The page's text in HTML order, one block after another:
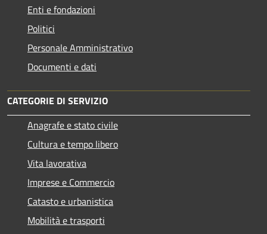
Enti e fondazioni
Politici
Personale Amministrativo
Documenti e dati
CATEGORIE DI SERVIZIO
Anagrafe e stato civile
Cultura e tempo libero
Vita lavorativa
Imprese e Commercio
Catasto e urbanistica
Mobilità e trasporti